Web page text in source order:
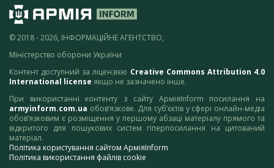
© 2018 - 2026, ІНФОРМАЦІЙНЕ АГЕНТСТВО,
Міністерство оборони України
Контент доступний за ліцензією Creative Commons Attribution 4.0
International license якщо не зазначено інше.
При використанні контенту з сайту АрміяInform посилання на
armyinform.com.ua обов’язкове. Для суб’єктів у сфері онлайн-медіа
обов’язковим є розміщення у першому абзаці матеріалу прямого та
відкритого для пошукових систем гіперпосилання на цитований
матеріал.
Політика користування сайтом АрміяInform
Політика використання файлів cookie